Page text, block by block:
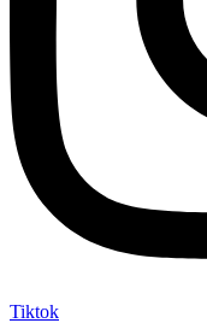
Tiktok